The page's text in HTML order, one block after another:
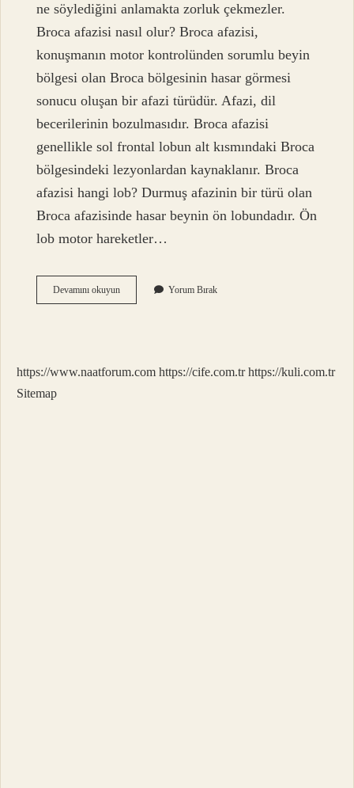
ne söylediğini anlamakta zorluk çekmezler.
Broca afazisi nasıl olur? Broca afazisi,
konuşmanın motor kontrolünden sorumlu beyin
bölgesi olan Broca bölgesinin hasar görmesi
sonucu oluşan bir afazi türüdür. Afazi, dil
becerilerinin bozulmasıdır. Broca afazisi
genellikle sol frontal lobun alt kısmındaki Broca
bölgesindeki lezyonlardan kaynaklanır. Broca
afazisi hangi lob? Durmuş afazinin bir türü olan
Broca afazisinde hasar beynin ön lobundadır. Ön
lob motor hareketler…
Devamını okuyunBroca
Afazisi
Yorum Bırak
https://www.naatforum.com https://cife.com.tr https://kuli.com.tr
Sitemap